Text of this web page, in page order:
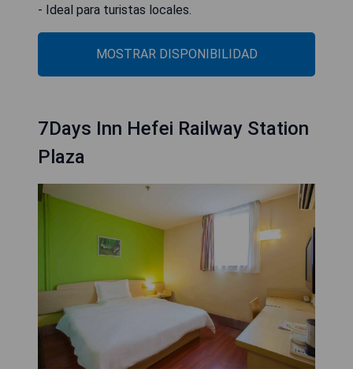
- Ideal para turistas locales.
MOSTRAR DISPONIBILIDAD
7Days Inn Hefei Railway Station
Plaza